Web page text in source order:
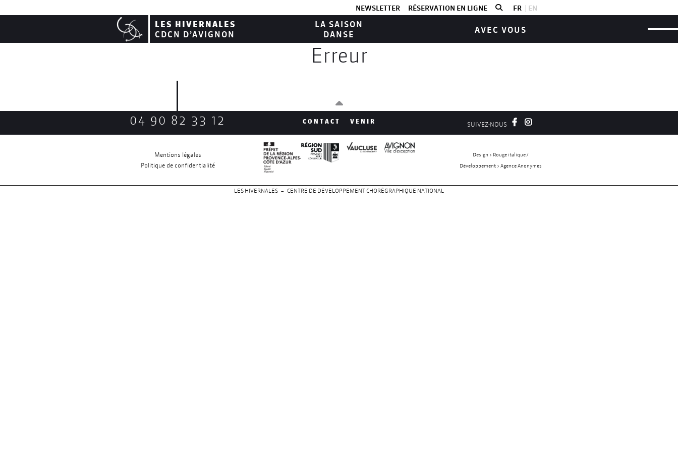
NEWSLETTER RÉSERVATION EN LIGNE FR EN
LES HIVERNALES
CDCN D’AVIGNON
LA SAISON
DANSE
AVEC VOUS
Erreur
04 90 82 33 12 CONTACT VENIR SUIVEZ-NOUS
Mentions légales
Politique de confidentialité
Design > Rouge italique /
Développement > Agence Anonymes
LES HIVERNALES – CENTRE DE DÉVELOPPEMENT CHORÉGRAPHIQUE NATIONAL